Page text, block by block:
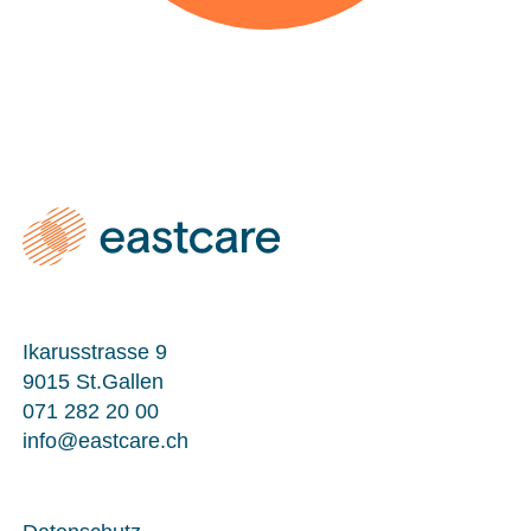
Ikarusstrasse 9
9015 St.Gallen
071 282 20 00
info@eastcare.ch